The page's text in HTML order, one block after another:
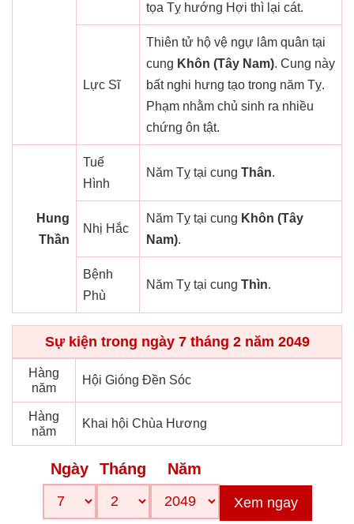
tọa Tỵ hướng Hợi thì lại cát.
Lực Sĩ
Thiên tử hộ vệ ngự lâm quân tại
cung Khôn (Tây Nam). Cung này
bất nghi hưng tạo trong năm Tỵ.
Phạm nhằm chủ sinh ra nhiều
chứng ôn tật.
Hung
Thần
Tuế
Hình
Năm Tỵ tại cung Thân.
Nhị Hắc
Năm Tỵ tại cung Khôn (Tây
Nam).
Bệnh
Phù
Năm Tỵ tại cung Thìn.
Sự kiện trong ngày 7 tháng 2 năm 2049
Hàng
năm
Hội Gióng Đền Sóc
Hàng
năm
Khai hội Chùa Hương
Ngày Tháng Năm
Xem ngay